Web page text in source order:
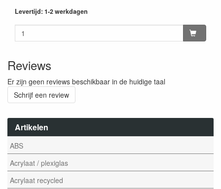
Artikelen
ABS
Acrylaat / plexiglas
Acrylaat recycled
Levertijd: 1-2 werkdagen
Reviews
Er zijn geen reviews beschikbaar in de huidige taal
Schrijf een review